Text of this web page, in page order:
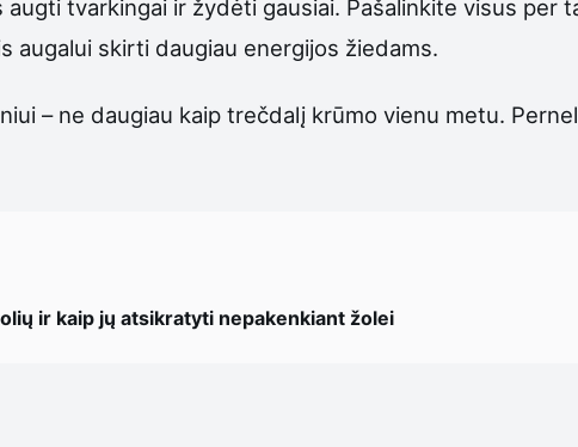
tvarkingai ir žydėti gausiai. Pašalinkite visus per
augalui skirti daugiau energijos žiedams.
– ne daugiau kaip trečdalį krūmo vienu metu.
ir kaip jų atsikratyti nepakenkiant žolei